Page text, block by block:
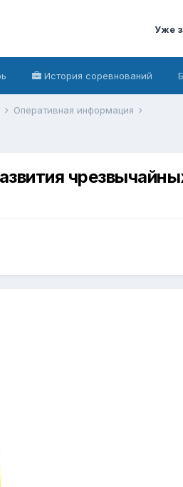
Уже
История соревнований
Оперативная информация